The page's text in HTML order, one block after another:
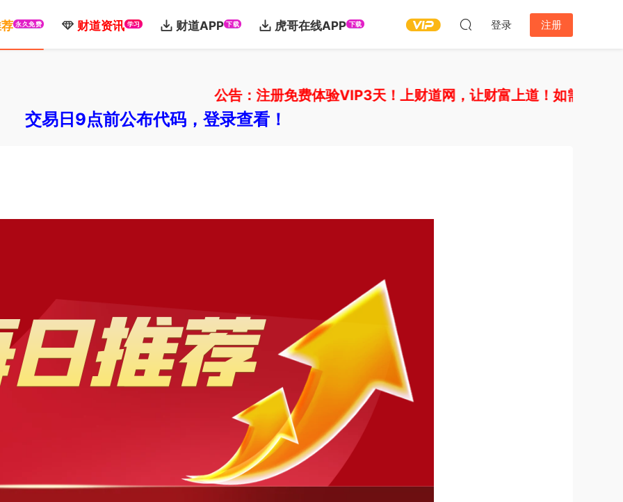
永久免费 财道资讯 学习 财道APP 下载 虎哥在线APP 下载 登录 注册
公告：注册免费体验VIP3天！上财道网，让财富上道！如需开通其他
交易日9点前公布代码，登录查看！